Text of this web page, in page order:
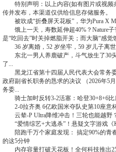
特别声明：以上内容(如有图片或视频
传并发布，本渠道仅供给信息存储服务。
被吹成“折叠屏天花板”，华为Pura X
饿上一天，寿数延伸超40%？Nature子
是“吃回去”时关掉燃脂开关；而大脑“感觉
36 岁离婚，52 岁坐牢，59 岁儿子离世
东北一男人养鹿破产，斗气放生了30
了...
黑龙江省第十四届人民代表大会常务
政府副省长职务的恳求的决议 （2026年5
务委...
骑士加时反转3-2活塞：哈登30+8+6比
2-0拉齐奥 6亿欧国米夺队史第10座意
云辇-P Ultra降维冲击！三轮也能越野
“爱情综艺+大逃杀”！悬疑文字游戏《
陪跑千万个家庭发现： 搞定90%的青
的这5分钟
内存容量打破天花板！全何科技推出